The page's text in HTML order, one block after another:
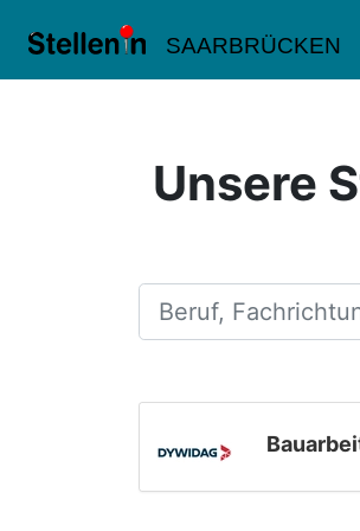
SAARBRÜCKEN
Unsere
Beruf, Fachrichtung, Firma